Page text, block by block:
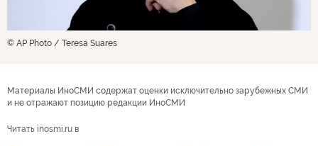
© AP Photo / Teresa Suares
Материалы ИноСМИ содержат оценки исключительно зарубежных СМИ
и не отражают позицию редакции ИноСМИ
Читать inosmi.ru в